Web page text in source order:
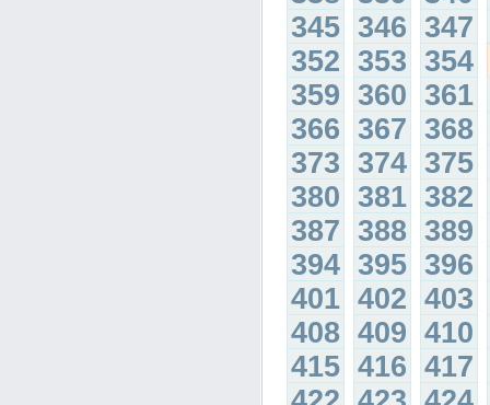
345 346 347
352 353 354
359 360 361
366 367 368
373 374 375
380 381 382
387 388 389
394 395 396
401 402 403
408 409 410
415 416 417